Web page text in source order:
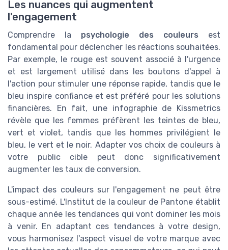
Les nuances qui augmentent
l'engagement
Comprendre la psychologie des couleurs est
fondamental pour déclencher les réactions souhaitées.
Par exemple, le rouge est souvent associé à l'urgence
et est largement utilisé dans les boutons d'appel à
l'action pour stimuler une réponse rapide, tandis que le
bleu inspire confiance et est préféré pour les solutions
financières. En fait, une infographie de Kissmetrics
révèle que les femmes préfèrent les teintes de bleu,
vert et violet, tandis que les hommes privilégient le
bleu, le vert et le noir. Adapter vos choix de couleurs à
votre public cible peut donc significativement
augmenter les taux de conversion.
L'impact des couleurs sur l'engagement ne peut être
sous-estimé. L'Institut de la couleur de Pantone établit
chaque année les tendances qui vont dominer les mois
à venir. En adaptant ces tendances à votre design,
vous harmonisez l'aspect visuel de votre marque avec